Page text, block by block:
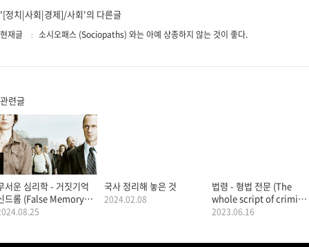
'[정치|사회|경제]/사회'의 다른글
현재글 소시오패스 (Sociopaths) 와는 아예 상종하지 않는 것이 좋다.
관련글
서운 심리학 - 거짓기억
드롬 (False Memory
국사 정리해 놓은 것
2024.02.08
법령 - 형법 전문 (The
whole script of
law of Korea)
2023.06.16